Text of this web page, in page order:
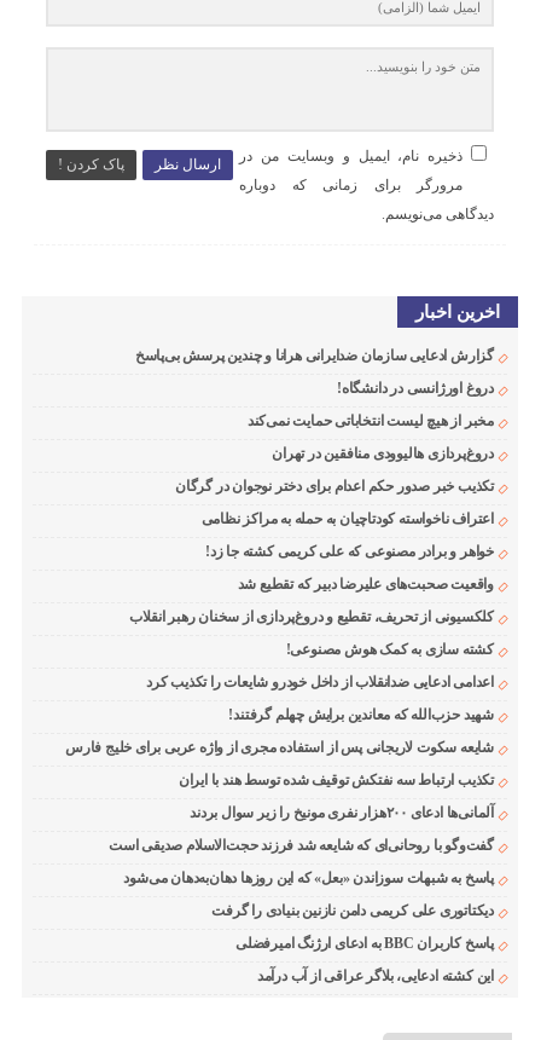
ارسال نظر پاک کردن !
ذخیره نام، ایمیل و وبسایت من در
مرورگر برای زمانی که دوباره
دیدگاهی می‌نویسم.
اخرین اخبار
گزارش ادعایی سازمان ضدایرانی هرانا و چندین پرسش بی‌پاسخ
دروغ اورژانسی در دانشگاه!
مخبر از هیچ لیست انتخاباتی حمایت نمی‌کند
دروغ‌پردازی هالیوودی منافقین در تهران
تکذیب خبر صدور حکم اعدام برای دختر نوجوان در گرگان
اعتراف ناخواسته کودتاچیان به حمله به مراکز نظامی
خواهر و برادر مصنوعی که علی کریمی کشته جا زد!
واقعیت صحبت‌های علیرضا دبیر که تقطیع شد
کلکسیونی از تحریف، تقطیع و دروغ‌پردازی از سخنان رهبر انقلاب
کشته سازی به کمک هوش مصنوعی!
اعدامی ادعایی ضدانقلاب از داخل خودرو شایعات را تکذیب کرد
شهید حزب‌الله که معاندین برایش چهلم گرفتند!
شایعه سکوت لاریجانی پس از استفاده مجری از واژه عربی برای خلیج فارس
تکذیب ارتباط سه نفتکش توقیف شده توسط هند با ایران
آلمانی‌ها ادعای ۲۰۰هزار نفری مونیخ را زیر سوال بردند
گفت‌وگو با روحانی‌ای که شایعه شد فرزند حجت‌الاسلام صدیقی است
پاسخ به شبهات سوزاندن «بعل» که این روزها دهان‌به‌دهان می‌شود
دیکتاتوری علی کریمی دامن نازنین بنیادی را گرفت
پاسخ کاربران BBC به ادعای ارژنگ امیرفضلی
این کشته ادعایی، بلاگر عراقی از آب درآمد